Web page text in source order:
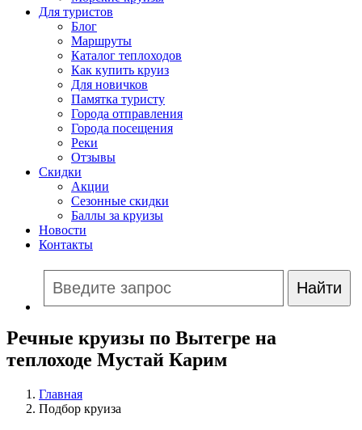
Для туристов
Блог
Маршруты
Каталог теплоходов
Как купить круиз
Для новичков
Памятка туристу
Города отправления
Города посещения
Реки
Отзывы
Скидки
Акции
Сезонные скидки
Баллы за круизы
Новости
Контакты
Речные круизы по Вытегре на
теплоходе Мустай Карим
Главная
Подбор круиза